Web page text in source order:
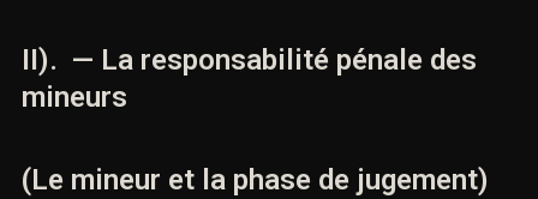
II). — La responsabilité pénale des
mineurs
(Le mineur et la phase de jugement)